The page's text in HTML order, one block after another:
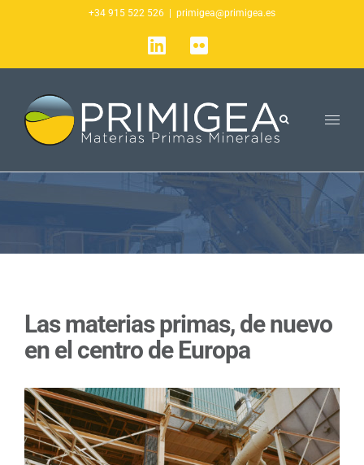
+34 915 522 526 primigea@primigea.es
LinkedIn
Flickr
Las materias primas, de nuevo
en el centro de Europa